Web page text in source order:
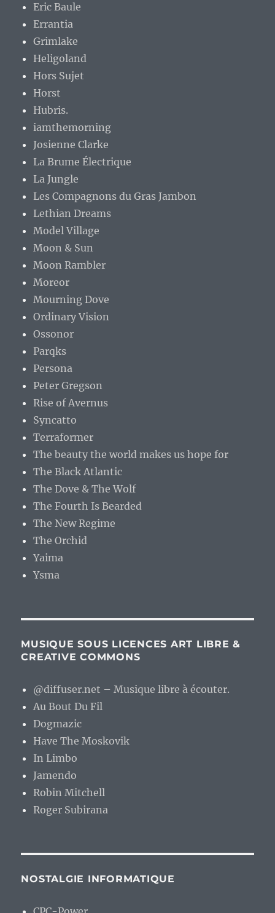
Eric Baule
Errantia
Grimlake
Heligoland
Hors Sujet
Horst
Hubris.
iamthemorning
Josienne Clarke
La Brume Électrique
La Jungle
Les Compagnons du Gras Jambon
Lethian Dreams
Model Village
Moon & Sun
Moon Rambler
Moreor
Mourning Dove
Ordinary Vision
Ossonor
Parqks
Persona
Peter Gregson
Rise of Avernus
Syncatto
Terraformer
The beauty the world makes us hope for
The Black Atlantic
The Dove & The Wolf
The Fourth Is Bearded
The New Regime
The Orchid
Yaima
Ysma
MUSIQUE SOUS LICENCES ART LIBRE &
CREATIVE COMMONS
@diffuser.net – Musique libre à écouter.
Au Bout Du Fil
Dogmazic
Have The Moskovik
In Limbo
Jamendo
Robin Mitchell
Roger Subirana
NOSTALGIE INFORMATIQUE